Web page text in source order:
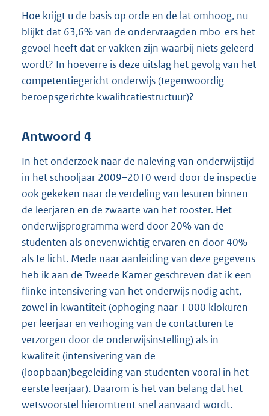
Hoe krijgt u de basis op orde en de lat omhoog, nu
blijkt dat 63,6% van de ondervraagden mbo-ers het
gevoel heeft dat er vakken zijn waarbij niets geleerd
wordt? In hoeverre is deze uitslag het gevolg van het
competentiegericht onderwijs (tegenwoordig
beroepsgerichte kwalificatiestructuur)?
Antwoord 4
In het onderzoek naar de naleving van onderwijstijd
in het schooljaar 2009–2010 werd door de inspectie
ook gekeken naar de verdeling van lesuren binnen
de leerjaren en de zwaarte van het rooster. Het
onderwijsprogramma werd door 20% van de
studenten als onevenwichtig ervaren en door 40%
als te licht. Mede naar aanleiding van deze gegevens
heb ik aan de Tweede Kamer geschreven dat ik een
flinke intensivering van het onderwijs nodig acht,
zowel in kwantiteit (ophoging naar 1 000 klokuren
per leerjaar en verhoging van de contacturen te
verzorgen door de onderwijsinstelling) als in
kwaliteit (intensivering van de
(loopbaan)begeleiding van studenten vooral in het
eerste leerjaar). Daarom is het van belang dat het
wetsvoorstel hieromtrent snel aanvaard wordt.